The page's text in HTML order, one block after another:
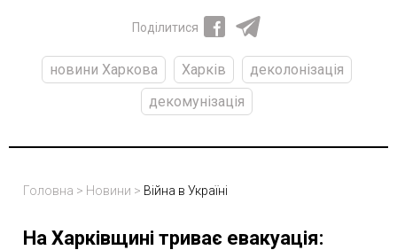
Поділитися
новини Харкова Харків
деколонізація
декомунізація
Головна > Новини > Війна в Україні
На Харківщині триває евакуація: